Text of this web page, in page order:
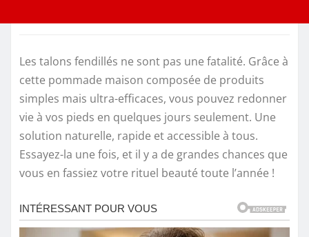
Les talons fendillés ne sont pas une fatalité. Grâce à
cette pommade maison composée de produits
simples mais ultra-efficaces, vous pouvez redonner
vie à vos pieds en quelques jours seulement. Une
solution naturelle, rapide et accessible à tous.
Essayez-la une fois, et il y a de grandes chances que
vous en fassiez votre rituel beauté toute l’année !